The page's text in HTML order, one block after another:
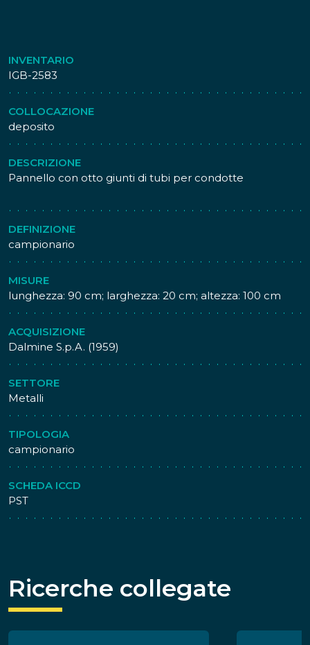
INVENTARIO
IGB-2583
COLLOCAZIONE
deposito
DESCRIZIONE
Pannello con otto giunti di tubi per condotte
DEFINIZIONE
campionario
MISURE
lunghezza: 90 cm; larghezza: 20 cm; altezza: 100 cm
ACQUISIZIONE
Dalmine S.p.A. (1959)
SETTORE
Metalli
TIPOLOGIA
campionario
SCHEDA ICCD
PST
Ricerche collegate